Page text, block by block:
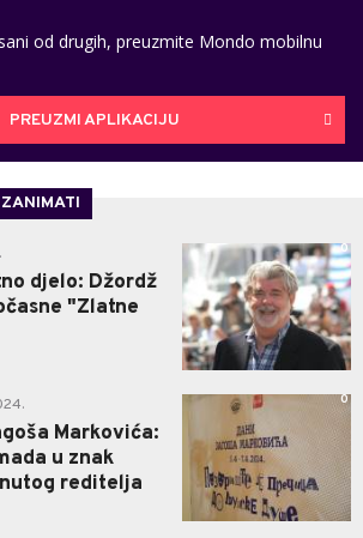
od drugih, preuzmite Mondo mobilnu
PREUZMI APLIKACIJU
djelo: Džordž
"Zlatne
0
Markovića:
u znak
reditelja
0